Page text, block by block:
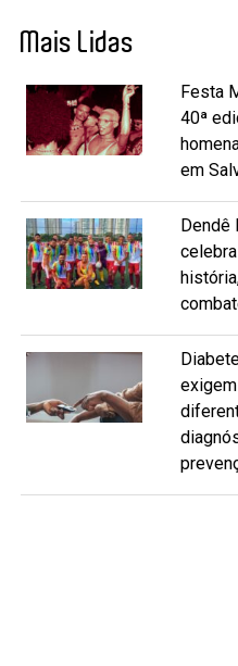
Mais Lidas
Festa
40ª
em
Dendê